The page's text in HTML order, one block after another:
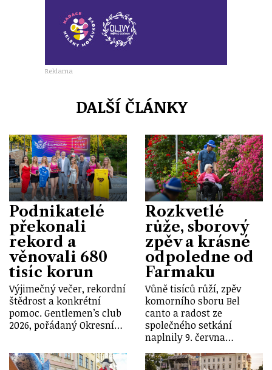
Reklama
DALŠÍ ČLÁNKY
Podnikatelé
překonali
rekord a
věnovali 680
tisíc korun
Výjimečný večer, rekordní
štědrost a konkrétní
pomoc. Gentlemen’s club
2026, pořádaný Okresní…
Rozkvetlé
růže, sborový
zpěv a krásné
odpoledne od
Farmaku
Vůně tisíců růží, zpěv
komorního sboru Bel
canto a radost ze
společného setkání
naplnily 9. června…